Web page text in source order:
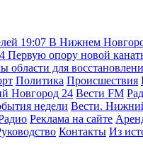
19:07 В Нижнем
Первую опору новой
для
Политика Происшествия
Новгород 24 Вести FM
недели Вести.
Реклама на сайте
Контакты Из